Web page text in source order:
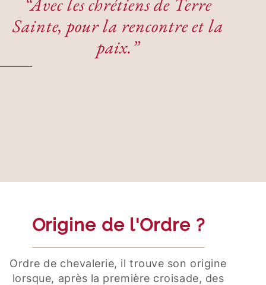
Sainte, pour la rencontre et la
paix.”
Origine de l'Ordre ?
Ordre de chevalerie, il trouve son origine
lorsque, après la première croisade, des